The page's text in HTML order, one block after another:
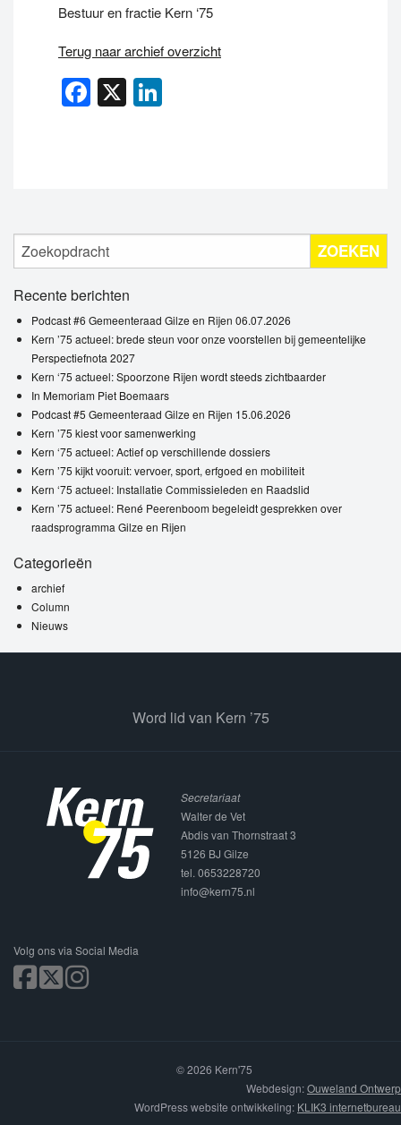
Bestuur en fractie Kern ‘75
Terug naar archief overzicht
Facebook
X
ZOEKEN
Recente berichten
Podcast #6 Gemeenteraad Gilze en Rijen 06.07.2026
Kern ’75 actueel: brede steun voor onze voorstellen bij gemeentelijke
Perspectiefnota 2027
Kern ‘75 actueel: Spoorzone Rijen wordt steeds zichtbaarder
In Memoriam Piet Boemaars
Podcast #5 Gemeenteraad Gilze en Rijen 15.06.2026
Kern ’75 kiest voor samenwerking
Kern ‘75 actueel: Actief op verschillende dossiers
Kern ’75 kijkt vooruit: vervoer, sport, erfgoed en mobiliteit
Kern ‘75 actueel: Installatie Commissieleden en Raadslid
Kern ’75 actueel: René Peerenboom begeleidt gesprekken over
raadsprogramma Gilze en Rijen
Categorieën
archief
Column
Nieuws
Word lid van Kern ’75
Secretariaat
Walter de Vet
Abdis van Thornstraat 3
5126 BJ Gilze
tel. 0653228720
info@kern75.nl
Volg ons via Social Media
© 2026 Kern'75
Webdesign:Ouweland Ontwerp
WordPress website ontwikkeling: KLIK3 internetbureau